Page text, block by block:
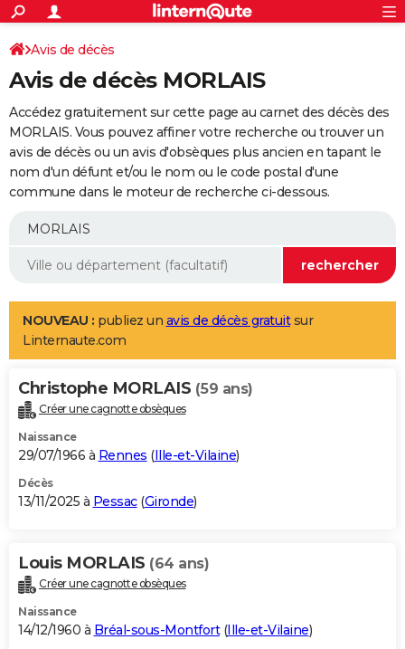
ACTUALITÉS
Politique
Société
Faits Divers
Education
Monde
Villes
+
SPORT
Coupe du monde 2026
Football
Tennis
Cyclisme
Rugby
Forum
Programme TV
TNT
Streaming
Cinéma
Sorties cinéma
Musique
+
FINANCE
Retraite
Epargne
Immobilier
Risques naturels par ville
Banque
Assurance
AUTO
Essais
Réserver un essai
Citadines
Berlines
SUV
Forum auto
+
Mobiles
Meilleur smartphone
Internet
Ordinateurs
Jeux vidéo
Guide high-tech
Aménagement intérieur
LIFESTYLE
Art de vivre
Bien-être
Loisirs
Mode
Modes de vie
Alimentation
Guide de la santé
Maladies
Médicaments
Sommeil
VOYAGE
Destinations
City break
Voyage nature
Voyage de noces
Forum
Climat
+PHOTO
GUIDES D'ACHAT
BONS PLANS
Carte de Noël
Carte Bonne année
Carte Saint-Valentin
Carte Pâques
Carte d'anniversaire
DICTIONNAIRE
Dictionnaire
Biographies
Citations
Expressions
Proverbes
PROGRAMME TV
Avis de décès
Avis de décès MORLAIS
Accédez gratuitement sur cette page au carnet des décès des
MORLAIS. Vous pouvez affiner votre recherche ou trouver un
avis de décès ou un avis d'obsèques plus ancien en tapant le
nom d'un défunt et/ou le nom ou le code postal d'une
commune dans le moteur de recherche ci-dessous.
NOUVEAU : publiez un avis de décès gratuitsur
Linternaute.com
Christophe MORLAIS (59 ans)
Créer une cagnotte obsèques
Naissance
29/07/1966 à Rennes (Ille-et-Vilaine)
Décès
13/11/2025 à Pessac(Gironde)
Louis MORLAIS (64 ans)
Créer une cagnotte obsèques
Naissance
14/12/1960 à Bréal-sous-Montfort(Ille-et-Vilaine)